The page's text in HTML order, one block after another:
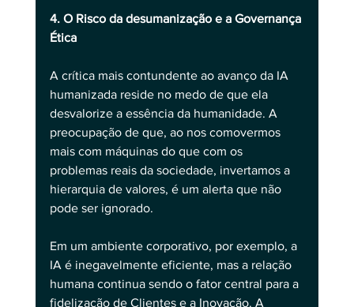
4. O Risco da desumanização e a Governança
Ética
A crítica mais contundente ao avanço da IA
humanizada reside no medo de que ela
desvalorize a essência da humanidade. A
preocupação de que, ao nos comovermos
mais com máquinas do que com os
problemas reais da sociedade, invertamos a
hierarquia de valores, é um alerta que não
pode ser ignorado.
Em um ambiente corporativo, por exemplo, a
IA é inegavelmente eficiente, mas a relação
humana continua sendo o fator central para a
fidelização de Clientes e a Inovação. A